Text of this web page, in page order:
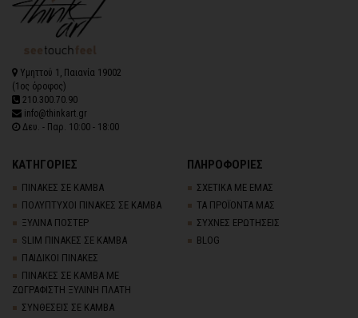
Υμηττού 1, Παιανία 19002
(1ος όροφος)
210.300.70.90
info@thinkart.gr
Δευ. - Παρ. 10:00 - 18:00
ΚΑΤΗΓΟΡΙΕΣ
ΠΙΝΑΚΕΣ ΣΕ ΚΑΜΒΑ
ΠΟΛΥΠΤΥΧΟΙ ΠΙΝΑΚΕΣ ΣΕ ΚΑΜΒΑ
ΞΥΛΙΝΑ ΠΟΣΤΕΡ
SLIM ΠΙΝΑΚΕΣ ΣΕ ΚΑΜΒΑ
ΠΑΙΔΙΚΟΙ ΠΙΝΑΚΕΣ
ΠΙΝΑΚΕΣ ΣΕ ΚΑΜΒΑ ΜΕ
ΖΩΓΡΑΦΙΣΤΗ ΞΥΛΙΝΗ ΠΛΑΤΗ
ΣΥΝΘΕΣΕΙΣ ΣΕ ΚΑΜΒΑ
ΠΛΗΡΟΦΟΡΙΕΣ
ΣΧΕΤΙΚΑ ΜΕ ΕΜΑΣ
ΤΑ ΠΡΟΪΟΝΤΑ ΜΑΣ
ΣΥΧΝΕΣ ΕΡΩΤΗΣΕΙΣ
BLOG